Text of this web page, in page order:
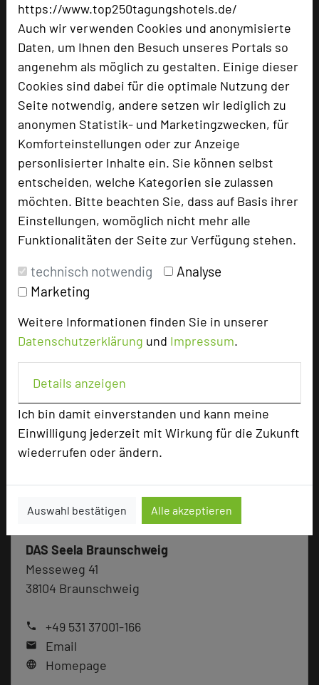
https://www.top250tagungshotels.de/
Auch wir verwenden Cookies und anonymisierte
Daten, um Ihnen den Besuch unseres Portals so
angenehm als möglich zu gestalten. Einige dieser
Cookies sind dabei für die optimale Nutzung der
Seite notwendig, andere setzen wir lediglich zu
anonymen Statistik- und Marketingzwecken, für
Komforteinstellungen oder zur Anzeige
personlisierter Inhalte ein. Sie können selbst
entscheiden, welche Kategorien sie zulassen
möchten. Bitte beachten Sie, dass auf Basis ihrer
Einstellungen, womöglich nicht mehr alle
Funktionalitäten der Seite zur Verfügung stehen.
technisch notwendig
Analyse
Marketing
Weitere Informationen finden Sie in unserer
Datenschutzerklärung und Impressum.
Details anzeigen
Ich bin damit einverstanden und kann meine
Einwilligung jederzeit mit Wirkung für die Zukunft
wiederrufen oder ändern.
Auswahl bestätigen Alle akzeptieren
U-Form
Stuhlreihen
Raumhöhe
3 m
Tageslicht
ja
Klimaanlage
ja
Raumplan
Datei ansehen
Technik und Serviceangebote
Flipchart Pinnwand Beamer mit 5000 Lumen
Moderationskoffer Mikrofon Großbild-TV
Whiteboard Konferenztelefon
DAS Seela Braunschweig
Messeweg 41
38104 Braunschweig
phone +49 531 37001-166
mail Email
language Homepage